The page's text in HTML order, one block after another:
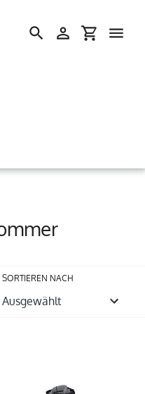
SuchenEinloggen
SORTIEREN NACH